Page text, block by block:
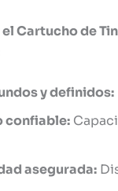
Cartucho de
y definidos:
confiable:
asegurada: